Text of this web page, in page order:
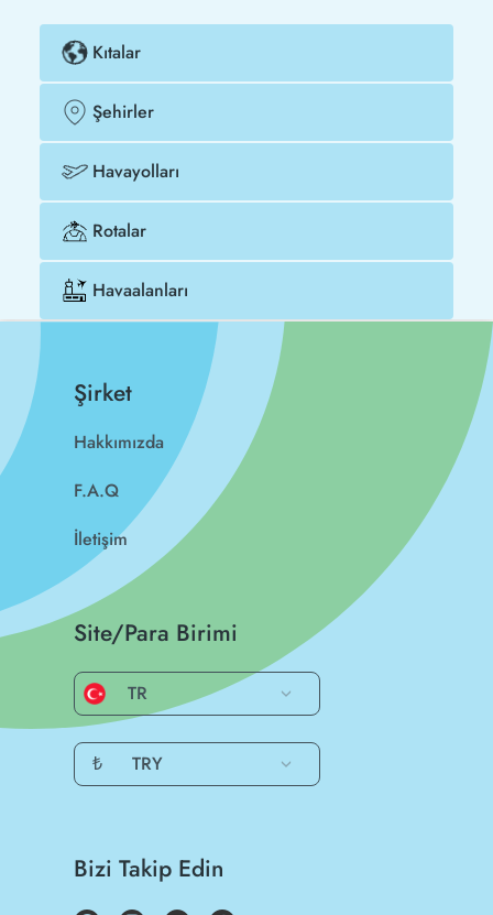
Kıtalar
Şehirler
Havayolları
Rotalar
Havaalanları
Şirket
Hakkımızda
F.A.Q
İletişim
Site/Para Birimi
TR
₺ TRY
Bizi Takip Edin